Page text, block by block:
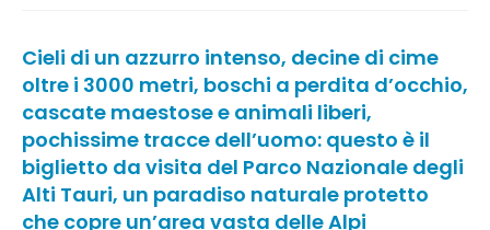
Cieli di un azzurro intenso, decine di cime
oltre i 3000 metri, boschi a perdita d’occhio,
cascate maestose e animali liberi,
pochissime tracce dell’uomo: questo è il
biglietto da visita del Parco Nazionale degli
Alti Tauri, un paradiso naturale protetto
che copre un’area vasta delle Alpi